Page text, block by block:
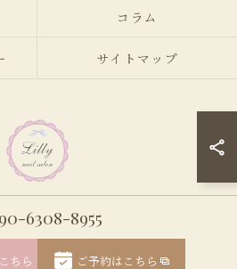
6308-8955
ちら ご予約はこちら
コラム
サイトマップ
サロンならLilly nail salon ALL RIGHTS